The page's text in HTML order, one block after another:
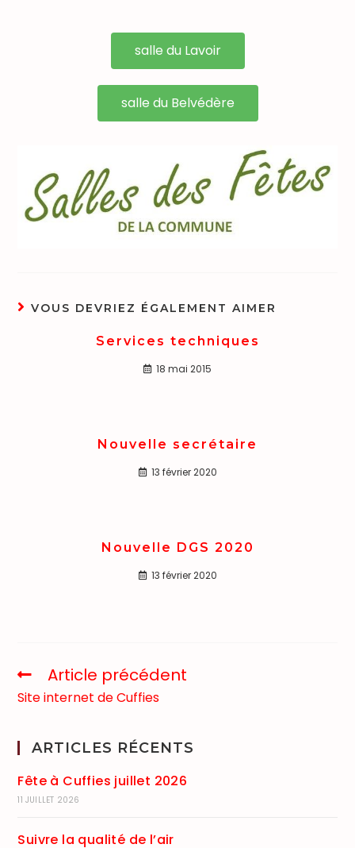
salle du Lavoir
salle du Belvédère
VOUS DEVRIEZ ÉGALEMENT AIMER
Services techniques
18 mai 2015
Nouvelle secrétaire
13 février 2020
Nouvelle DGS 2020
13 février 2020
Article précédent
Site internet de Cuffies
ARTICLES RÉCENTS
Fête à Cuffies juillet 2026
11 JUILLET 2026
Suivre la qualité de l’air